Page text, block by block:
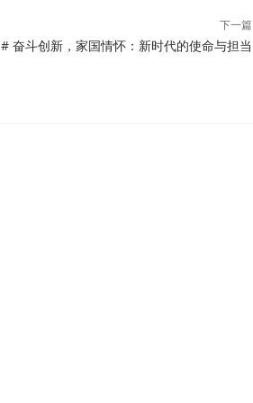
下一篇
# 奋斗创新，家国情怀：新时代的使命与担当